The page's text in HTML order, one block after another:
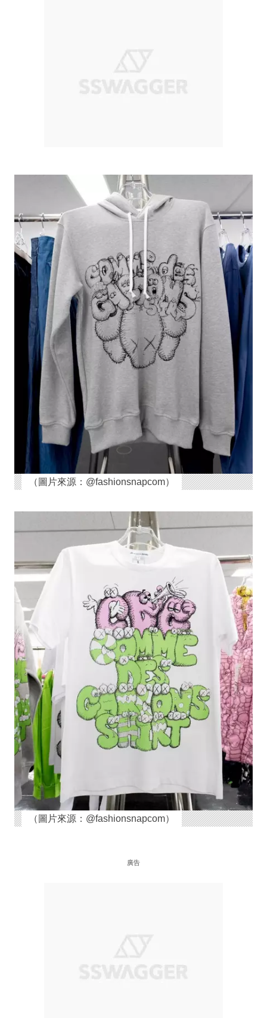
（圖片來源：@fashionsnapcom）
（圖片來源：@fashionsnapcom）
廣告